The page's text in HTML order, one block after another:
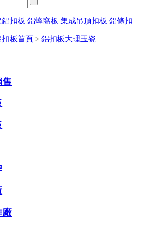
鋁扣板 鋁蜂窩板 集成吊頂扣板 鋁條扣
扣板首頁 > 鋁扣板大理玉瓷
售
廠